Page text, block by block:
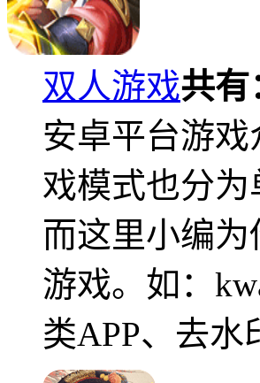
双人游戏共有
安卓平台游
戏模式也分
而这里小编
游戏。如：
类APP、去水